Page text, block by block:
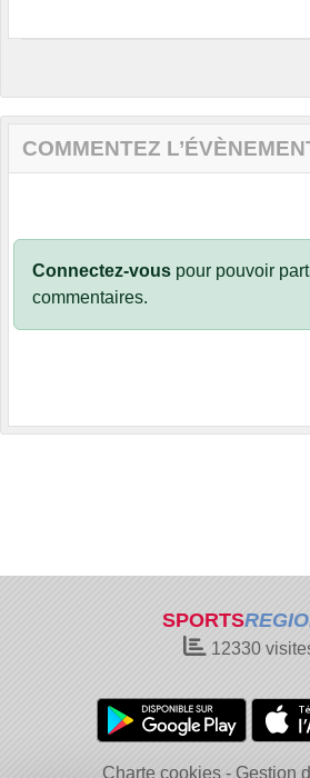
COMMENTEZ
Connectez-vous pour pouvoir
commentaires.
SPORTS
12330
Charte cookies Gestion